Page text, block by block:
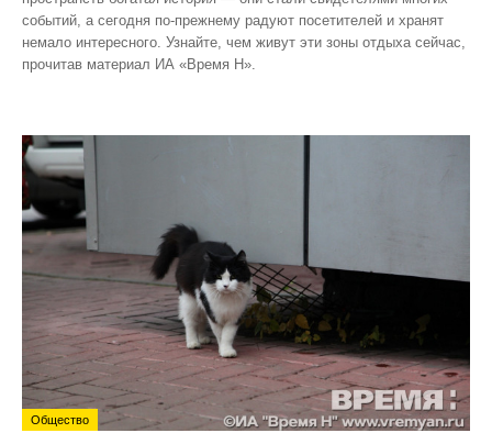
событий, а сегодня по‑прежнему радуют посетителей и хранят
немало интересного. Узнайте, чем живут эти зоны отдыха сейчас,
прочитав материал ИА «Время Н».
Общество